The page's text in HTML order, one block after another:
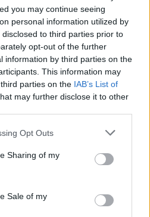
you may continue seeing
personal information utilized by
to third parties prior to
opt-out of the further
information by third parties on the
This information may
parties on the IAB’s List of
may further disclose it to other
Opt Outs
Sharing of my
Sale of myo podobný